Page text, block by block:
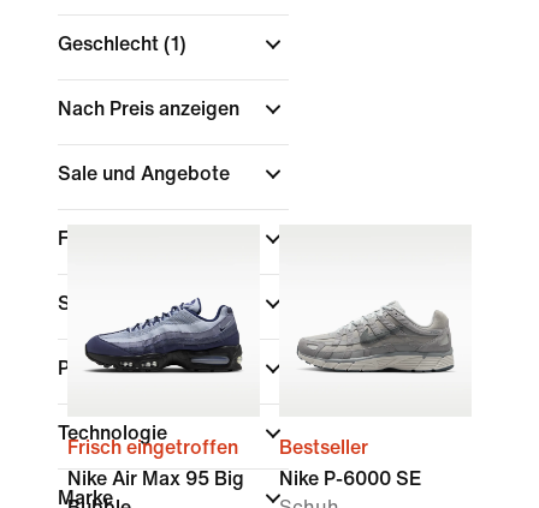
Geschlecht (1)
Nach Preis anzeigen
Sale und Angebote
Farbe
Sport
Passform
Technologie
Marke
Frisch eingetroffen
Nike Air Max 95 Big
Bestseller
Nike P-6000 SE